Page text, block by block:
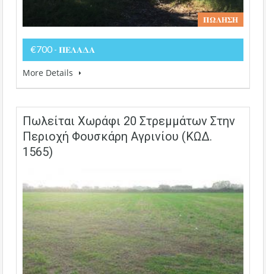
𝚷𝛀𝚲𝚮𝚺𝚮
€700 - 𝚷𝚬𝚲𝚨𝚫𝚨
More Details
Πωλείται Χωράφι 20 Στρεμμάτων Στην
Περιοχή Φουσκάρη Αγρινίου (ΚΩΔ.
1565)